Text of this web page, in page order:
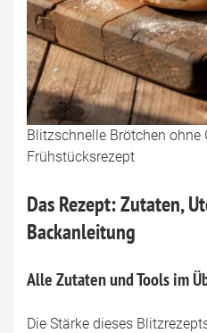
Blitzschnelle Brötchen ohne
Frühstücksrezept
Das Rezept: Zutaten,
Backanleitung
Alle Zutaten und Tools im
Die Stärke dieses